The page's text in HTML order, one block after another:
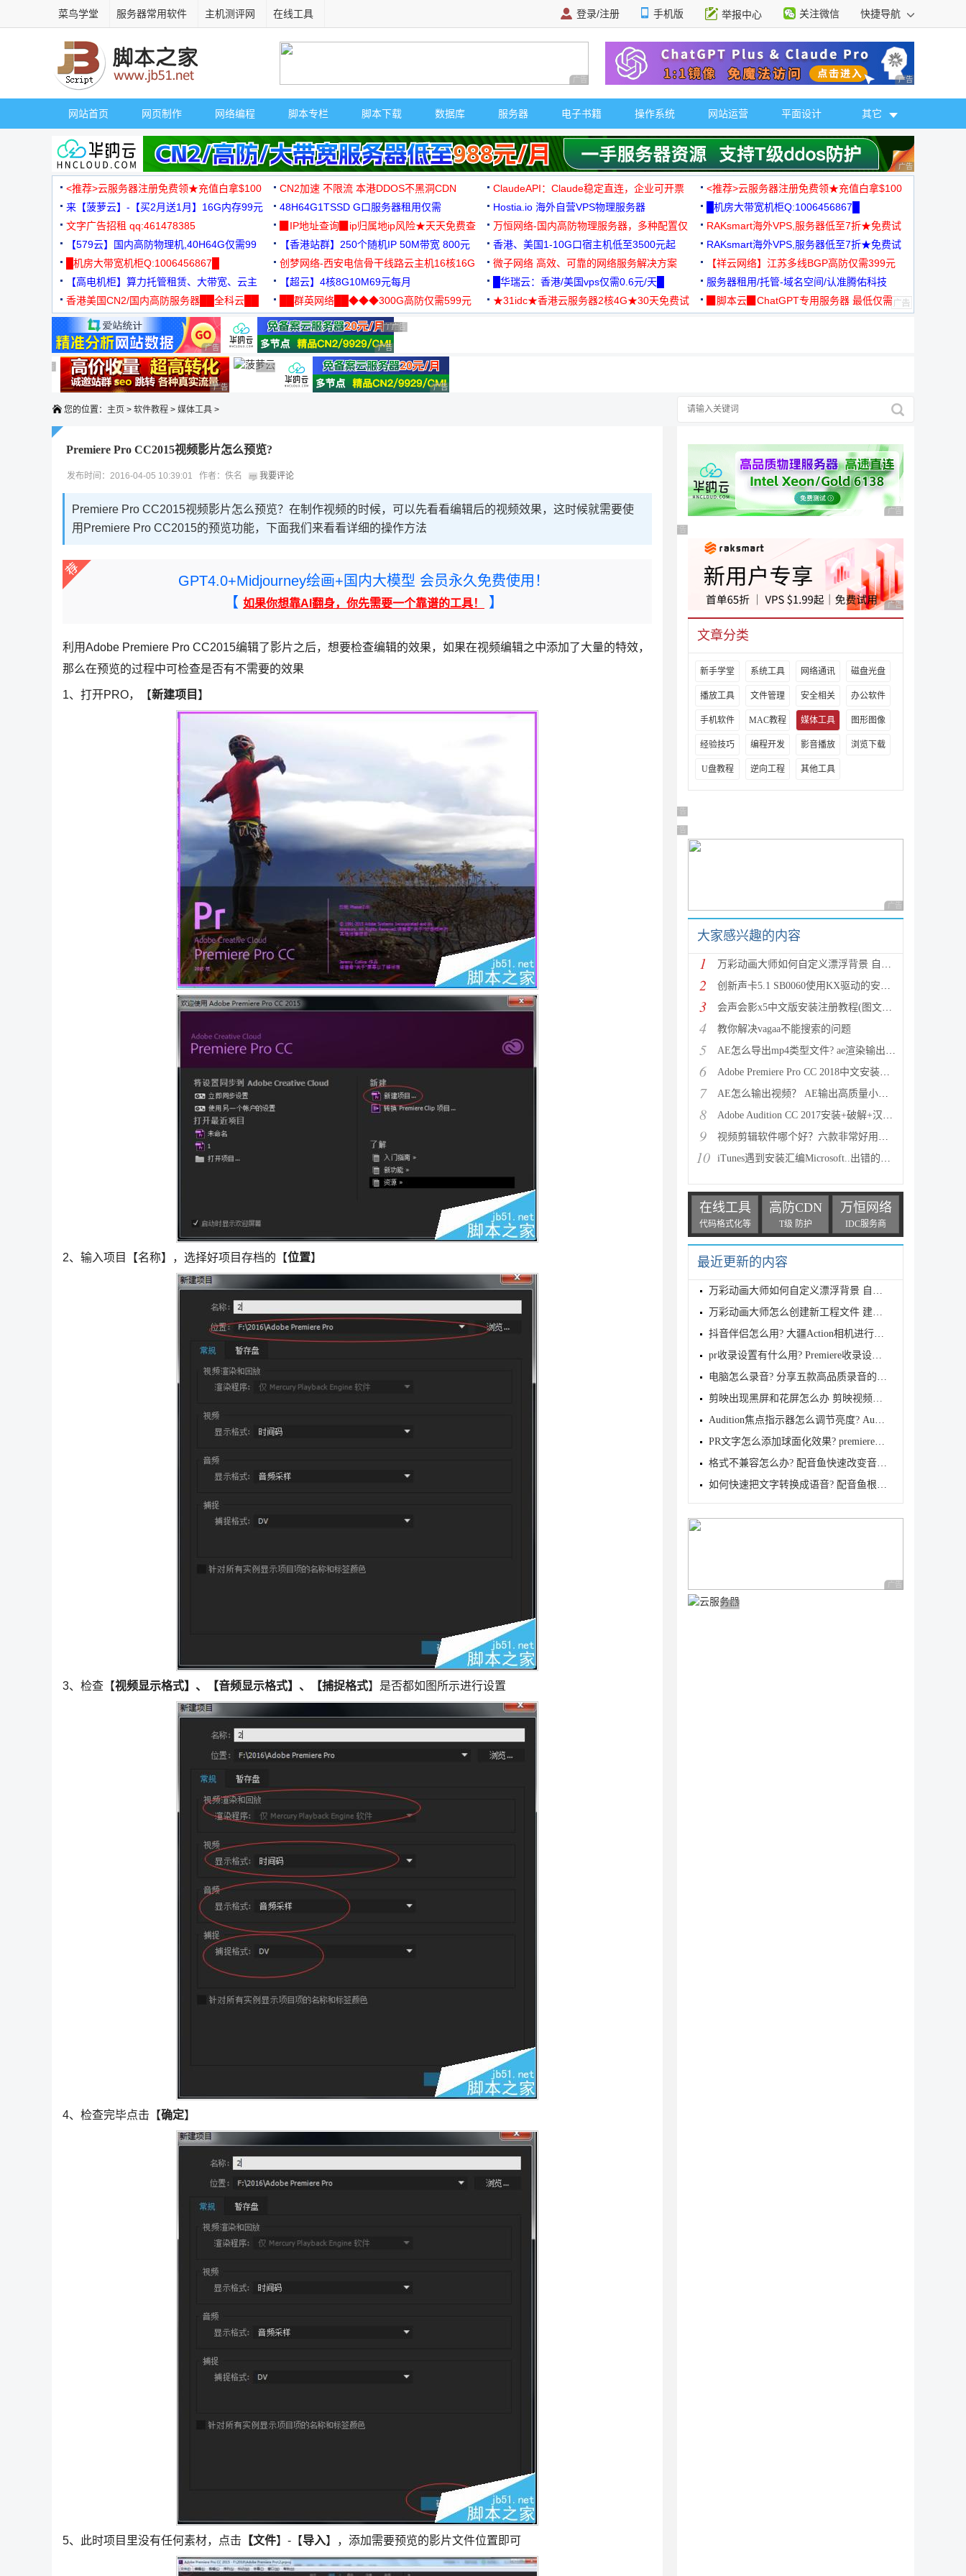
菜鸟学堂 服务器常用软件 主机测评网 在线工具 登录/注册 手机版 举报中心 关注微信 快捷导航
广告 商业广告，理性选择 广告 商业广告，理
网站首页 网页制作 网络编程 脚本专栏 脚本下载 数据库 服务器 电子书籍 操作系统 网站运营 平面设计 其它
广告 商业广告，理
<推荐>云服务器注册免费领★充值白拿$100 CN2加速 不限流 本港DDOS不黑洞CDN ClaudeAPI：Claude稳定直连，企业可开票
<推荐>云服务器注册免费领★充值白拿$100
来【菠萝云】-【买2月送1月】16G内存99元
48H64G1TSSD G口服务器租用仅需
3000+可免费测试
Hostia.io 海外自营VPS物理服务器
█机房大带宽机柜Q:1006456867█
文字广告招租 qq:461478385
▉IP地址查询▉ip归属地ip风险★天天免费查
万恒网络-国内高防物理服务器，多种配置仅
99元/月起
RAKsmart海外VPS,服务器低至7折★免费试
用★
【579云】国内高防物理机,40H64G仅需99
元
【香港站群】250个随机IP 50M带宽 800元 香港、美国1-10G口宿主机低至3500元起
RAKsmart海外VPS,服务器低至7折★免费试
用★
█机房大带宽机柜Q:1006456867█
创梦网络-西安电信骨干线路云主机16核16G
88元/月
微子网络 高效、可靠的网络服务解决方案
【祥云网络】江苏多线BGP高防仅需399元
【高电机柜】算力托管租赁、大带宽、云主
机
【超云】4核8G10M69元每月 █华瑞云：香港/美国vps仅需0.6元/天█
服务器租用/托管-域名空间/认准腾佑科技
香港美国CN2/国内高防服务器██全科云██
██群英网络██◆◆◆300G高防仅需599元
◆◆◆
★31idc★香港云服务器2核4G★30天免费试
▉脚本云▉ChatGPT专用服务器 最低仅需
广告 商业广告，理性选择 广告 商业广告，理性选择
广告 商业广告，理性选择
广告 商业广告，理性选择
广告 商业广告，理性选择
广告 商业广告，理性选择
广告 商业广告，理性选择
广告 商业广告，理性选择
广告 商业广告，理性选择
广告 商业广告，理性选择
您的位置： 主页 > 软件教程 > 媒体工具 >
Premiere Pro CC2015视频影片怎么预览?
发布时间：2016-04-05 10:39:01 作者：佚名 我要评论
Premiere Pro CC2015视频影片怎么预览？在制作视频的时候，可以先看看编辑后的视频效果，这时候就需要使
用Premiere Pro CC2015的预览功能，下面我们来看看详细的操作方法
GPT4.0+Midjourney绘画+国内大模型 会员永久免费使用！
【 如果你想靠AI翻身，你先需要一个靠谱的工具！ 】
利用Adobe Premiere Pro CC2015编辑了影片之后，想要检查编辑的效果，如果在视频编辑之中添加了大量的特效，
那么在预览的过程中可检查是否有不需要的效果
1、打开PRO，【新建项目 】
2、输入项目【名称】，选择好项目存档的【位置】
3、检查【视频显示格式】、【音频显示格式】、【捕捉格式】是否都如图所示进行设置
4、检查完毕点击【确定】
5、此时项目里没有任何素材，点击 【文件】-【导入】，添加需要预览的影片文件位置即可
广告 商业广告，理性
广告 商业广告，理性选择
广告 商业广告，理性
文章分类
新手学堂 系统工具 网络通讯 磁盘光盘
播放工具 文件管理 安全相关 办公软件
手机软件 MAC教程 媒体工具 图形图像
经验技巧 编程开发 影音播放 浏览下载
U盘教程 逆向工程 其他工具
广告 商业广告，理性选择
广告 商业广告，理性选择
广告 商业广告，理性
大家感兴趣的内容
1 万彩动画大师如何自定义漂浮背景 自定义漂浮背景的方
2 创新声卡5.1 SB0060使用KX驱动的安装图文教程
3 会声会影x5中文版安装注册教程(图文详解)
4 教你解决vagaa不能搜索的问题
5 AE怎么导出mp4类型文件? ae渲染输出mp4的详细教程
6 Adobe Premiere Pro CC 2018中文安装及破解图文教程(
7 AE怎么输出视频？ AE输出高质量小视频的方法
8 Adobe Audition CC 2017安装+破解+汉化详细图文教程
9 视频剪辑软件哪个好？六款非常好用的视频剪辑软件推荐
10 iTunes遇到安装汇编Microsoft..出错的问题该怎么办?
在线工具
代码格式化等
高防CDN
T级 防护
万恒网络
IDC服务商
最近更新的内容
万彩动画大师如何自定义漂浮背景 自定义漂浮背景的方
万彩动画大师怎么创建新工程文件 建新工程文件的方法
抖音伴侣怎么用? 大疆Action相机进行抖音直播的设置方
pr收录设置有什么用? Premiere收录设置详解
电脑怎么录音? 分享五款高品质录音的录音工具
剪映出现黑屏和花屏怎么办 剪映视频剪辑出现黑屏和花
Audition焦点指示器怎么调节亮度? Au更改焦点指示器亮
PR文字怎么添加球面化效果? premiere字体加球面化效果
格式不兼容怎么办? 配音鱼快速改变音频文件的格式的技
如何快速把文字转换成语音? 配音鱼根据输入的文字快速
广告 商业广告，理性
广告 商业广告，理性选择